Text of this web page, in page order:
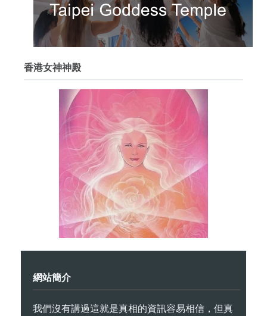
香港女神神殿
網站簡介
我們沒有講過這就是真相的資訊容易相信，但真